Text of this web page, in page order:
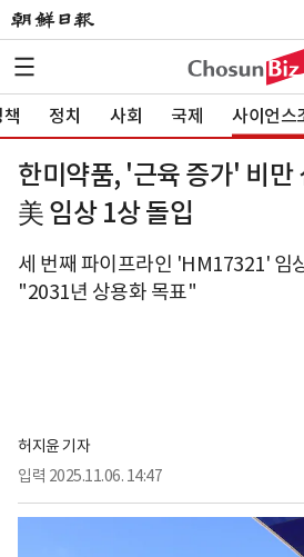
정치 사회 국제 사이언스
한미약품, '근육 증가' 비만
美 임상 1상 돌입
세 번째 파이프라인 'HM17321' 임
"2031년 상용화 목표"
허지윤 기자
입력 2025.11.06. 14:47